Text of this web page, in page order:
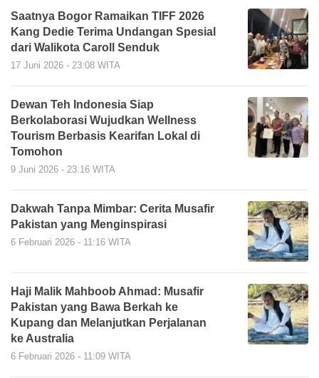
Saatnya Bogor Ramaikan TIFF 2026
Kang Dedie Terima Undangan Spesial
dari Walikota Caroll Senduk
17 Juni 2026 - 23:08 WITA
Dewan Teh Indonesia Siap
Berkolaborasi Wujudkan Wellness
Tourism Berbasis Kearifan Lokal di
Tomohon
9 Juni 2026 - 23:16 WITA
Dakwah Tanpa Mimbar: Cerita Musafir
Pakistan yang Menginspirasi
6 Februari 2026 - 11:16 WITA
Haji Malik Mahboob Ahmad: Musafir
Pakistan yang Bawa Berkah ke
Kupang dan Melanjutkan Perjalanan
ke Australia
6 Februari 2026 - 11:09 WITA